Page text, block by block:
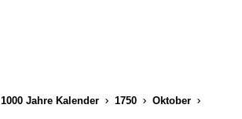
1000 Jahre Kalender 1750 Oktober